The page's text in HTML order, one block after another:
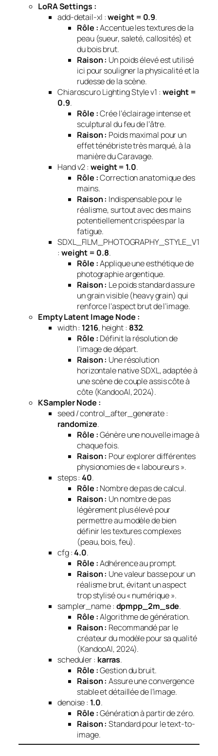
LoRA Settings :
add-detail-xl :weight = 0.9.
Rôle :Accentue les textures de la
peau (sueur, saleté, callosités) et
du bois brut.
Raison : Un poids élevé est utilisé
ici pour souligner la physicalité et la
rudesse de la scène.
Chiaroscuro Lighting Style v1 : weight =
0.9.
Rôle :Crée l’éclairage intense et
sculptural du feu de l’âtre.
Raison : Poids maximal pour un
effet ténébriste très marqué, à la
manière du Caravage.
Hand v2 : weight = 1.0.
Rôle :Correction anatomique des
mains.
Raison : Indispensable pour le
réalisme, surtout avec des mains
potentiellement crispées par la
fatigue.
SDXL_FILM_PHOTOGRAPHY_STYLE_V1
: weight = 0.8.
Rôle :Applique une esthétique de
photographie argentique.
Raison : Le poids standard assure
un grain visible (heavy grain) qui
renforce l’aspect brut de l’image.
Empty Latent Image Node :
width : 1216, height : 832.
Rôle : Définit la résolution de
l’image de départ.
Raison : Une résolution
horizontale native SDXL, adaptée à
une scène de couple assis côte à
côte (KandooAI, 2024).
KSampler Node :
seed / control_after_generate :
randomize.
Rôle :Génère une nouvelle image à
chaque fois.
Raison : Pour explorer différentes
physionomies de « laboureurs ».
steps :40.
Rôle : Nombre de pas de calcul.
Raison : Un nombre de pas
légèrement plus élevé pour
permettre au modèle de bien
définir les textures complexes
(peau, bois, feu).
cfg :4.0.
Rôle :Adhérence au prompt.
Raison : Une valeur basse pour un
réalisme brut, évitant un aspect
trop stylisé ou « numérique ».
sampler_name : dpmpp_2m_sde.
Rôle :Algorithme de génération.
Raison : Recommandé par le
créateur du modèle pour sa qualité
(KandooAI, 2024).
scheduler : karras.
Rôle :Gestion du bruit.
Raison : Assure une convergence
stable et détaillée de l’image.
denoise : 1.0.
Rôle :Génération à partir de zéro.
Raison : Standard pour le text-to-
image.